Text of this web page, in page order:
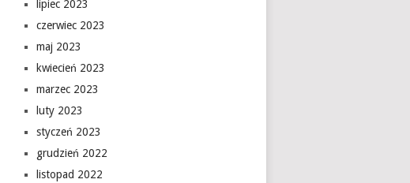
lipiec 2023
czerwiec 2023
maj 2023
kwiecień 2023
marzec 2023
luty 2023
styczeń 2023
grudzień 2022
listopad 2022